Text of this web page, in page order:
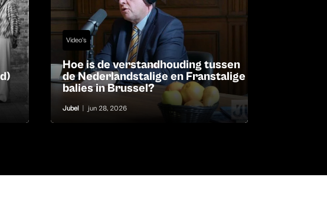
Video's
Hoe is de verstandhouding tussen
de Nederlandstalige en Franstalige
balies in Brussel?
Jubel jun 28, 2026